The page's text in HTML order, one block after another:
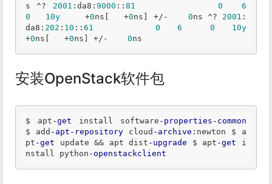
s ^? 2001 :da8: 9000 :: 81 0
6
0
10y
     +
0ns[   +0ns] +/- 0ns ^? 2001 :
da8: 202 : 10 :: 61 0 6 0 10y
+0ns[   +0ns] +/- 0ns
安装OpenStack软件包
$ apt -get install software -properties -common
$ add -apt -repository cloud -archive :newton $ a
pt -get update && apt dist -upgrade $ apt -get i
nstall python -openstackclient